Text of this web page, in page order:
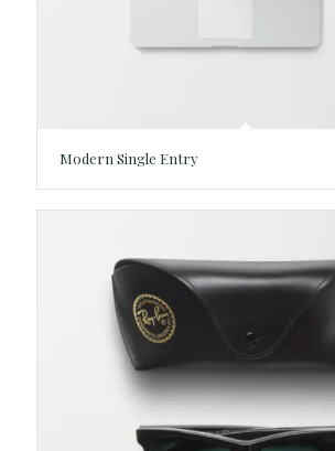
Modern Single Entry